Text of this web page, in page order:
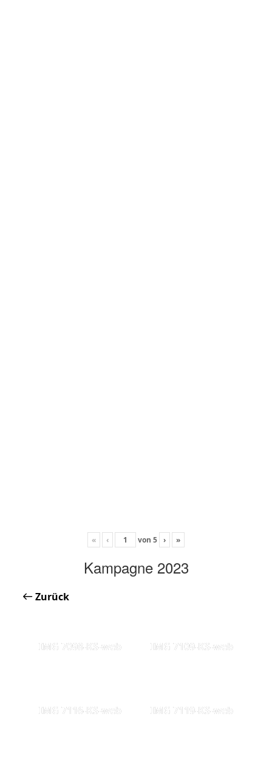
« ‹ von 5 › »
Kampagne 2023
Zurück
IMG 7098-KS-web IMG 7109-KS-web
IMG 7116-KS-web IMG 7119-KS-web